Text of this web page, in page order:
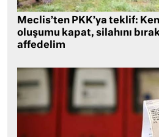
Meclis’ten PKK’ya teklif:
oluşumu kapat, silahını
affedelim